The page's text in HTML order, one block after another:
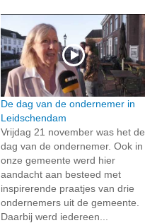
De dag van de ondernemer in
Leidschendam
Vrijdag 21 november was het de
dag van de ondernemer. Ook in
onze gemeente werd hier
aandacht aan besteed met
inspirerende praatjes van drie
ondernemers uit de gemeente.
Daarbij werd iedereen...